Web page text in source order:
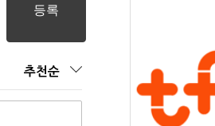
추천순